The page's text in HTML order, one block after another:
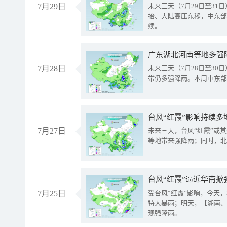
7月29日
未来三天（7月29日至31
抬、大陆高压东移，中东
续。
7月28日
广东湖北河南等地多
未来三天（7月28日至30
带仍多强降雨。本周中东
7月27日
台风“红霞”影响持续
未来三天，台风“红霞”或
等地带来强降雨；同时，
7月25日
台风“红霞”逼近华南
受台风“红霞”影响，今天
特大暴雨；明天，【湖南
现强降雨。